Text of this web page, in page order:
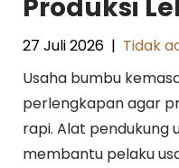
Produksi
27 Juli 2026 | Tidak
Usaha bumbu
perlengkapan agar
rapi. Alat pendukung
membantu pelaku